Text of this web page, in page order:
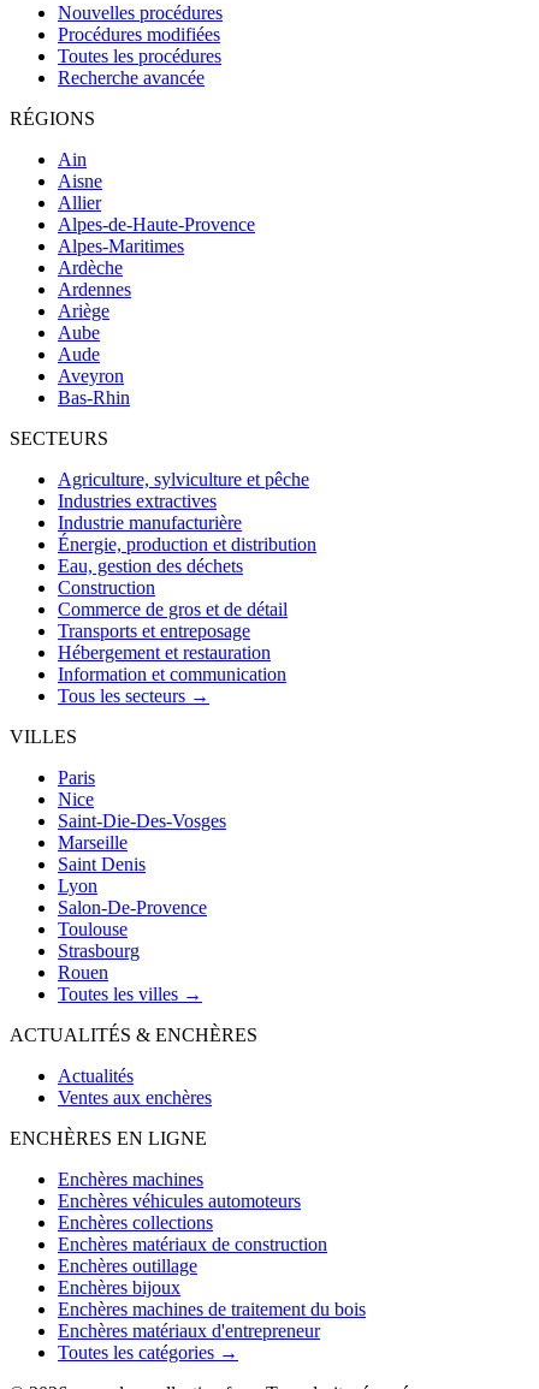
Nouvelles procédures
Procédures modifiées
Toutes les procédures
Recherche avancée
RÉGIONS
Ain
Aisne
Allier
Alpes-de-Haute-Provence
Alpes-Maritimes
Ardèche
Ardennes
Ariège
Aube
Aude
Aveyron
Bas-Rhin
SECTEURS
Agriculture, sylviculture et pêche
Industries extractives
Industrie manufacturière
Énergie, production et distribution
Eau, gestion des déchets
Construction
Commerce de gros et de détail
Transports et entreposage
Hébergement et restauration
Information et communication
Tous les secteurs →
VILLES
Paris
Nice
Saint-Die-Des-Vosges
Marseille
Saint Denis
Lyon
Salon-De-Provence
Toulouse
Strasbourg
Rouen
Toutes les villes →
ACTUALITÉS & ENCHÈRES
Actualités
Ventes aux enchères
ENCHÈRES EN LIGNE
Enchères machines
Enchères véhicules automoteurs
Enchères collections
Enchères matériaux de construction
Enchères outillage
Enchères bijoux
Enchères machines de traitement du bois
Enchères matériaux d'entrepreneur
Toutes les catégories →